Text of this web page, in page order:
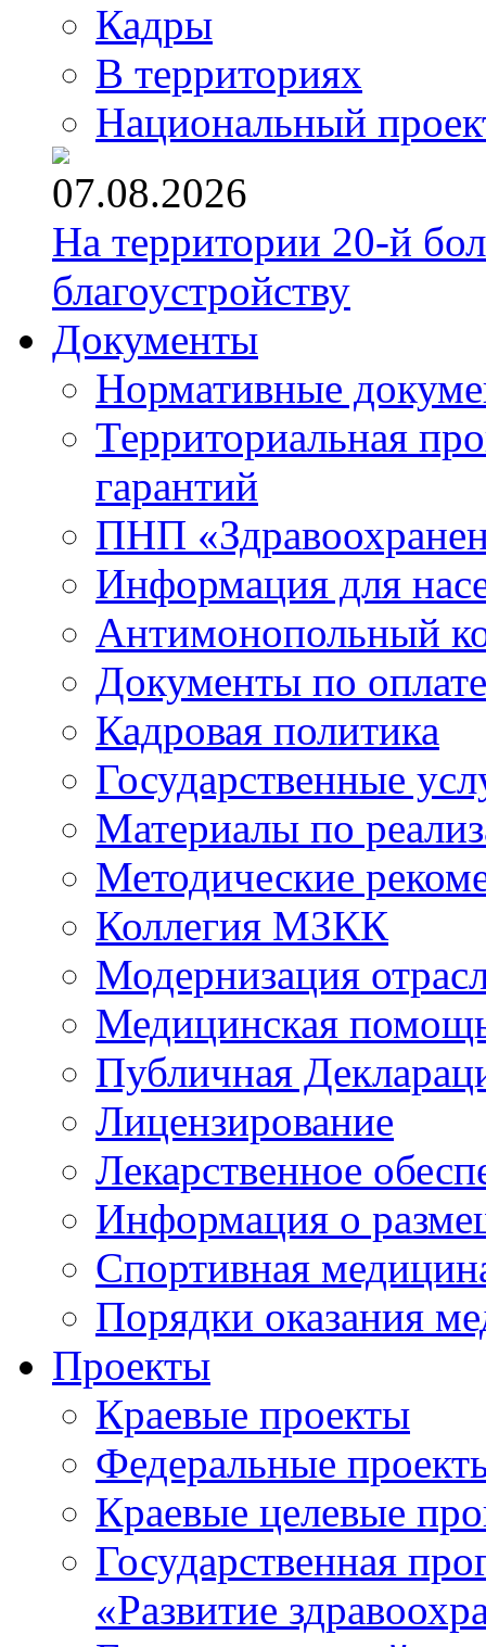
Кадры
В территориях
Национальный
07.08.2026
На территории 20-й
благоустройству
Документы
Нормативные
Территориальная
гарантий
ПНП
Информация для
Антимонопольный
Документы по
Кадровая политика
Государственные
Материалы по
Методические
Коллегия МЗКК
Модернизация
Медицинская
Публичная
Лицензирование
Лекарственное
Информация о
Спортивная
Порядки оказания
Проекты
Краевые проекты
Федеральные
Краевые целевые
Государственная
«Развитие